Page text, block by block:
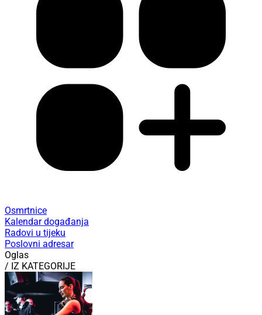
Osmrtnice
Kalendar događanja
Radovi u tijeku
Poslovni adresar
Oglas
/ IZ KATEGORIJE